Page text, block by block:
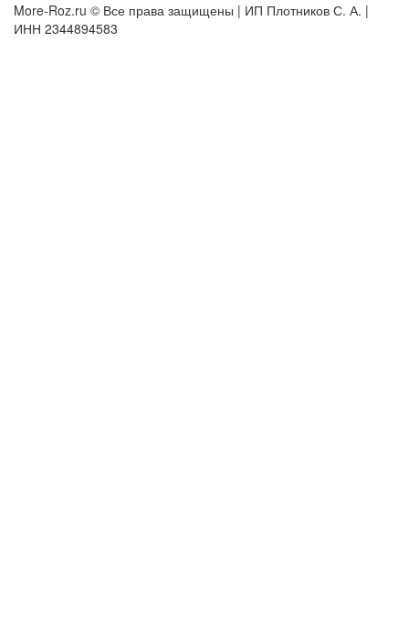
More-Roz.ru © Все права защищены | ИП Плотников С. А. |
ИНН 2344894583